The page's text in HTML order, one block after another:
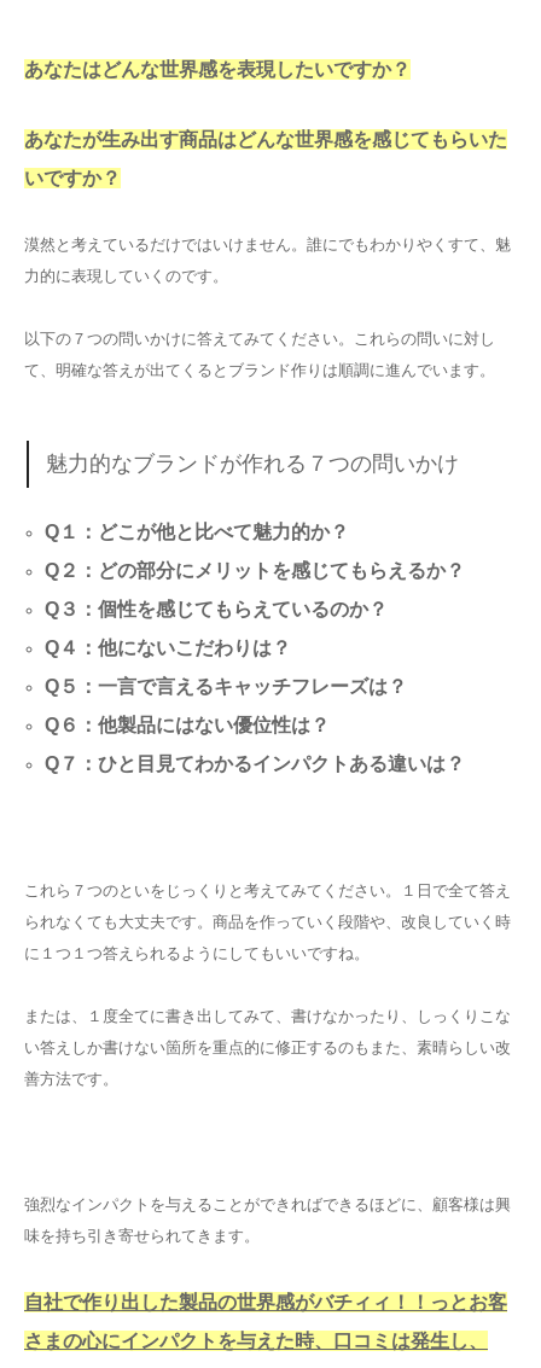
あなたはどんな世界感を表現したいですか？
あなたが生み出す商品はどんな世界感を感じてもらいた
いですか？
漠然と考えているだけではいけません。誰にでもわかりやくすて、魅
力的に表現していくのです。
以下の７つの問いかけに答えてみてください。これらの問いに対し
て、明確な答えが出てくるとブランド作りは順調に進んでいます。
魅力的なブランドが作れる７つの問いかけ
Q１：どこが他と比べて魅力的か？
Q２：どの部分にメリットを感じてもらえるか？
Q３：個性を感じてもらえているのか？
Q４：他にないこだわりは？
Q５：一言で言えるキャッチフレーズは？
Q６：他製品にはない優位性は？
Q７：ひと目見てわかるインパクトある違いは？
これら７つのといをじっくりと考えてみてください。１日で全て答え
られなくても大丈夫です。商品を作っていく段階や、改良していく時
に１つ１つ答えられるようにしてもいいですね。
または、１度全てに書き出してみて、書けなかったり、しっくりこな
い答えしか書けない箇所を重点的に修正するのもまた、素晴らしい改
善方法です。
強烈なインパクトを与えることができればできるほどに、顧客様は興
味を持ち引き寄せられてきます。
自社で作り出した製品の世界感がバチィィ！！っとお客
さまの心にインパクトを与えた時、口コミは発生し、